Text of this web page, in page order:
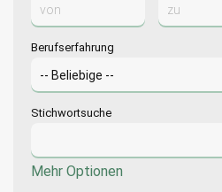
Berufserfahrung
Stichwortsuche
Mehr Optionen